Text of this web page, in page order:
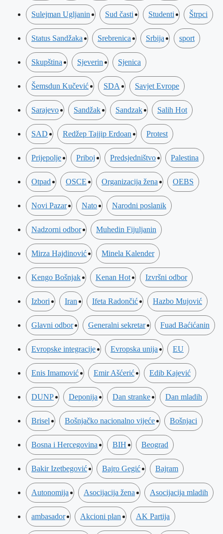
Sulejman Ugljanin Sud časti Studenti Štrpci
Status Sandžaka Srebrenica Srbija sport
Skupština Sjeverin Sjenica
Šemsdun Kučević SDA Savjet Evrope
Sarajevo Sandžak Sandzak Salih Hot
SAD Redžep Tajjip Erdoan Protest
Prijepolje Priboj Predsjedništvo Palestina
Otpad OSCE Organizacija žena OEBS
Novi Pazar Nato Narodni poslanik
Nadzorni odbor Muhedin Fijuljanin
Mirza Hajdinović Minela Kalender
Kengo Bošnjak Kenan Hot Izvršni odbor
Izbori Iran Ifeta Radončić Hazbo Mujović
Glavni odbor Generalni sekretar Fuad Baćićanin
Evropske integracije Evropska unija EU
Enis Imamović Emir Ašćerić Edib Kajević
DUNP Deponija Dan stranke Dan mladih
Brisel Bošnjačko nacionalno vijeće Bošnjaci
Bosna i Hercegovina BIH Beograd
Bakir Izetbegović Bajro Gegić Bajram
Autonomija Asocijacija žena Asocijacija mladih
ambasador Akcioni plan AK Partija